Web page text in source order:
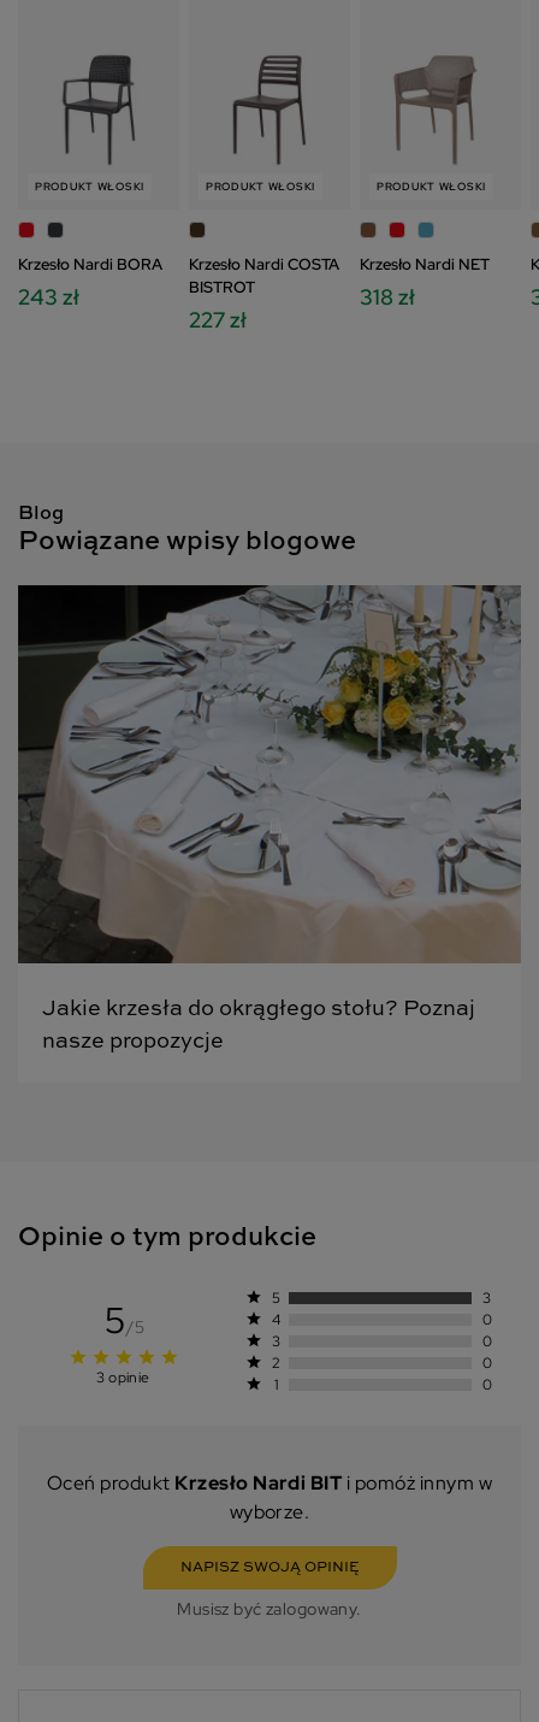
PRODUKT WŁOSKI
Krzesło Nardi BORA
243 zł
PRODUKT WŁOSKI
Krzesło Nardi COSTA
BISTROT
227 zł
PRODUKT WŁOSKI
Krzesło Nardi NET
318 zł
Blog
Powiązane wpisy blogowe
Jakie krzesła do okrągłego stołu? Poznaj
nasze propozycje
Opinie o tym produkcie
5/5
star star star star star
3 opinie
star 5 3
star 4 0
star 3 0
star 2 0
star 1 0
Oceń produkt Krzesło Nardi BIT i pomóż innym w
wyborze.
NAPISZ SWOJĄ OPINIĘ
Musisz być zalogowany.